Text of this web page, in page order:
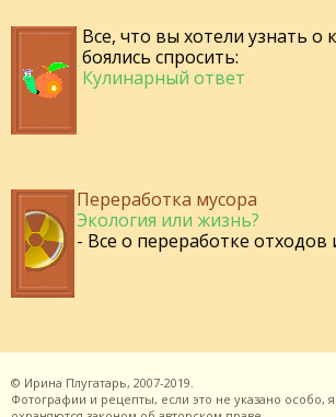
Все, что вы хотели узнать о
боялись спросить:
Кулинарный ответ
Переработка мусора
Экология или жизнь?
- Все о переработке отходов
© Ирина Плугатарь, 2007-2019.
Фотографии и рецепты, если это не указано особо,